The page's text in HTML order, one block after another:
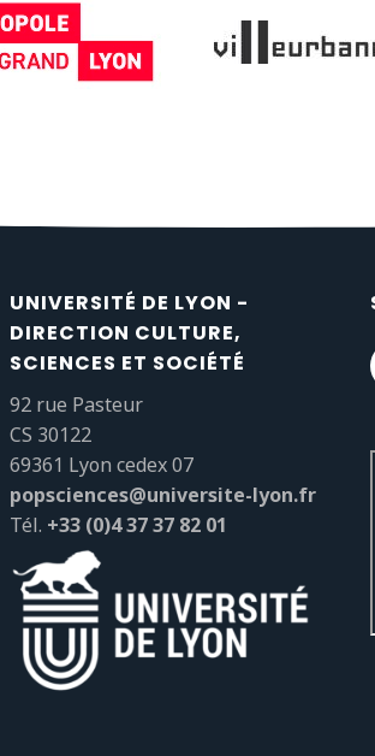
UNIVERSITÉ DE LYON -
DIRECTION CULTURE,
SCIENCES ET SOCIÉTÉ
92 rue Pasteur
CS 30122
69361 Lyon cedex 07
popsciences@universite-lyon.fr
Tél. +33 (0)4 37 37 82 01